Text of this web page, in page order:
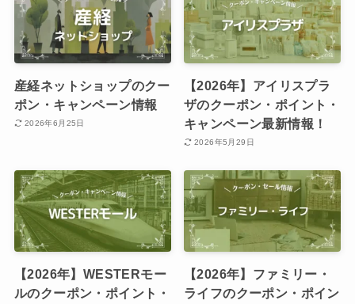
産経ネットショップのクー
ポン・キャンペーン情報
2026年6月25日
【2026年】アイリスプラ
ザのクーポン・ポイント・
キャンペーン最新情報！
2026年5月29日
【2026年】WESTERモー
ルのクーポン・ポイント・
【2026年】ファミリー・
ライフのクーポン・ポイン